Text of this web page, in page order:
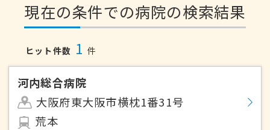
現在の条件での病院の検索結果
ヒット件数 1 件
河内総合病院
大阪府東大阪市横枕1番31号
荒本